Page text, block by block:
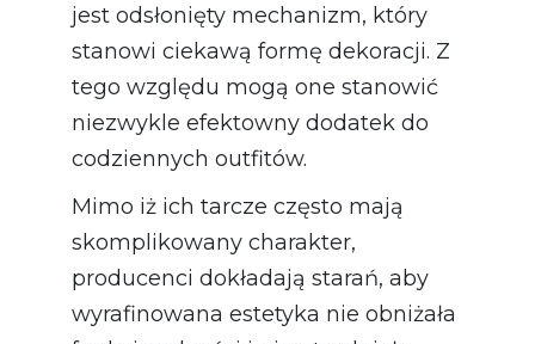
jest odsłonięty mechanizm, który
stanowi ciekawą formę dekoracji. Z
tego względu mogą one stanowić
niezwykle efektowny dodatek do
codziennych outfitów.
Mimo iż ich tarcze często mają
skomplikowany charakter,
producenci dokładają starań, aby
wyrafinowana estetyka nie obniżała